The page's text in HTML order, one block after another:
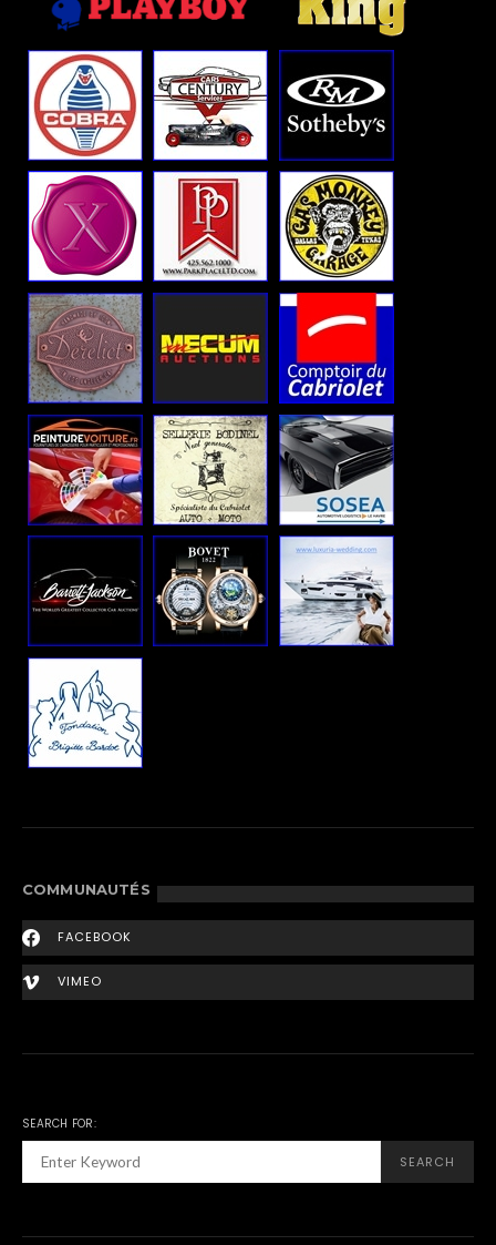
COMMUNAUTÉS
FACEBOOK
VIMEO
SEARCH FOR:
SEARCH